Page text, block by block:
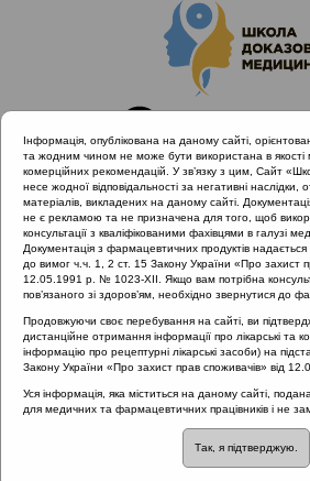
Головна
Матеріали за МКХ-11
10 Хвороби вуха та соскоподібного
Матеріали за МКХ-11::10
соскоподібного відростка
Рубрика:
10 Хвороби вуха та
Інформація, опублікована на даному сайті,
та жодним чином не може бути використана в якості
комерційних рекомендацій. У зв’язку з цим, Сайт
несе жодної відповідальності за негативні
матеріалів, викладених на даному сайті.
не є рекламою та не призначена для того, щоб
консультації з кваліфікованими фахівцями в галузі
Документація з фармацевтичних продуктів
до вимог ч.ч. 1, 2 ст. 15 Закону України «Про захист
12.05.1991 р. № 1023-XII. Якщо вам потрібна
пов’язаного зі здоров’ям, необхідно звернутися до
Продовжуючи своє перебування на сайті, ви
дистанційне отримання інформації про лікарські та
інформацію про рецептурні лікарські засоби) на
Закону України «Про захист прав споживачів» від
Уся інформація, яка міститься на даному сайті,
для медичних та фармацевтичних працівників і не
Так, я підтверджую.